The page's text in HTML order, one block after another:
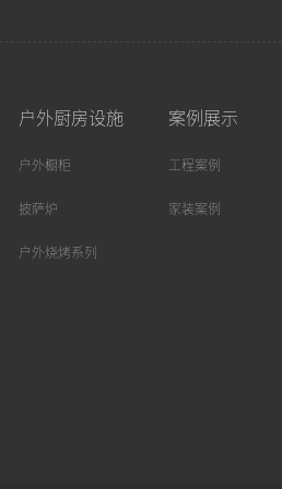
户外厨房设施
户外橱柜
披萨炉
户外烧烤系列
案例展示
工程案例
家装案例